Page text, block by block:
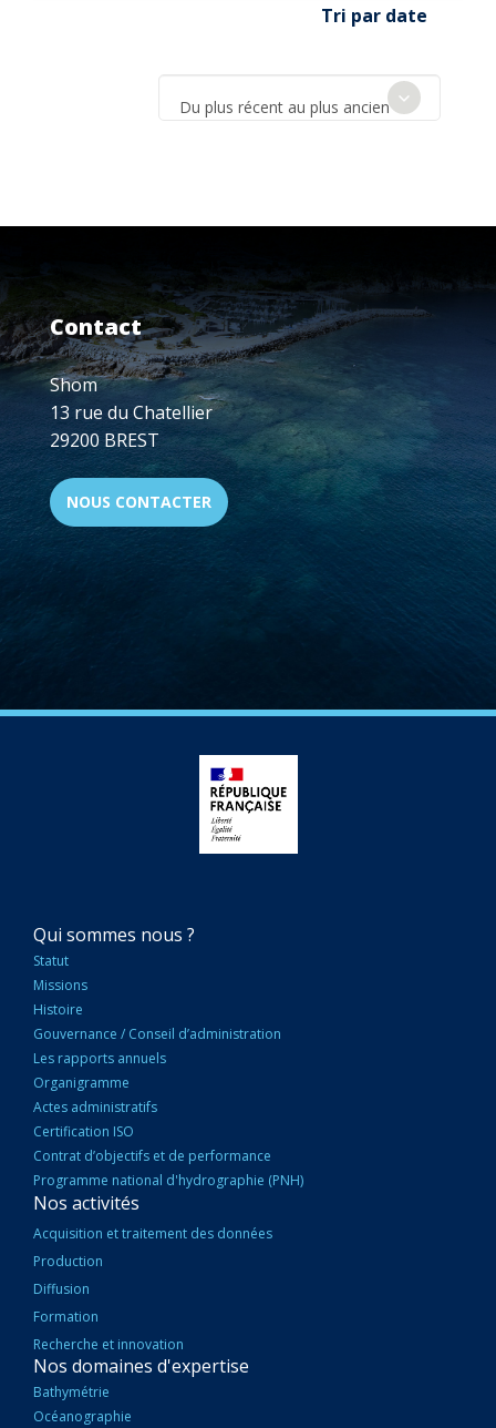
Tri par date
Du plus récent au plus ancien
Contact
Shom
13 rue du Chatellier
29200 BREST
NOUS CONTACTER
NAVIGATION
PRINCIPALE
Qui sommes nous ?
Statut
Missions
Histoire
Gouvernance / Conseil d’administration
Les rapports annuels
Organigramme
Actes administratifs
Certification ISO
Contrat d’objectifs et de performance
Programme national d'hydrographie (PNH)
Nos activités
Acquisition et traitement des données
Production
Diffusion
Formation
Recherche et innovation
Nos domaines d'expertise
Bathymétrie
Océanographie